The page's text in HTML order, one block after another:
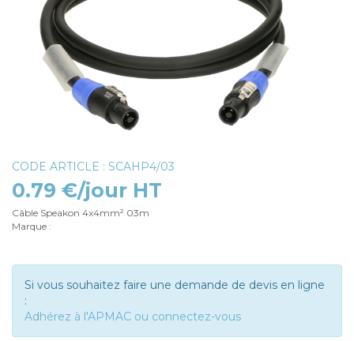
CODE ARTICLE : SCAHP4/03
0.79 €/jour HT
Câble Speakon 4x4mm² 03m
Marque :
Si vous souhaitez faire une demande de devis en ligne
:
Adhérez à l'APMAC ou connectez-vous